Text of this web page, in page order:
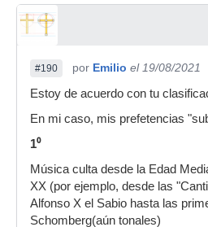
#190 por Emilio el 19/08/2021
Estoy de acuerdo con tu
En mi caso, mis prefetencias
1⁰
Música culta desde la Edad
XX (por ejemplo, desde las
Alfonso X el Sabio hasta las
Schomberg(aún tonales)